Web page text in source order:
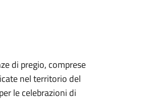
di pregio, comprese
nel territorio del
le celebrazioni di